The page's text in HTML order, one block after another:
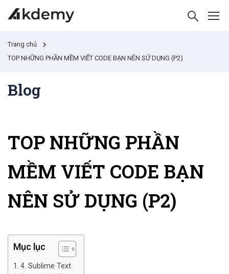
Trang chủ
TOP NHỮNG PHẦN MỀM VIẾT CODE BẠN NÊN SỬ DỤNG (P2)
Blog
TOP NHỮNG PHẦN
MỀM VIẾT CODE BẠN
NÊN SỬ DỤNG (P2)
Mục lục
4. Sublime Text